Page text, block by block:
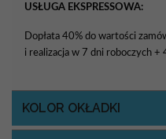
USŁUGA EKSPRESSOWA:
Dopłata 40% do wartości
i realizacja w 7 dni roboczych +
KOLOR OKŁADKI